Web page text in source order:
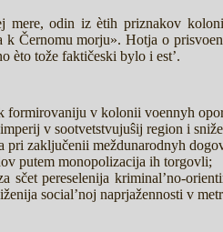
mere, odin iz ètih priznakov
k Černomu morju». Hotja o
èto tože faktičeski bylo i est’.
formirovaniju v kolonii voennyh
v sootvetstvujuŝij region i
pri zaključenii meždunarodnyh
putem monopolizacija ih torgovli;
sčet pereselenija kriminal’no-
social’noj naprjažennosti v